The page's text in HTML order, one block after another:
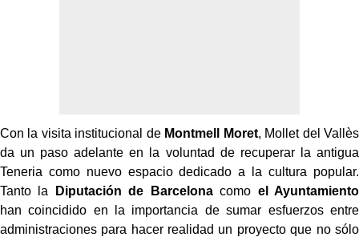
Con la visita institucional de Montmell Moret, Mollet del Vallès
da un paso adelante en la voluntad de recuperar la antigua
Teneria como nuevo espacio dedicado a la cultura popular.
Tanto la
Diputación de Barcelonacomo el Ayuntamiento
han coincidido en la importancia de sumar esfuerzos entre
administraciones para hacer realidad un proyecto que no sólo